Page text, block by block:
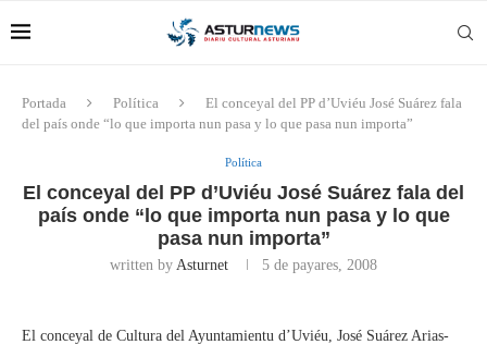
Portada Política
El conceyal del PP d’Uviéu José Suárez fala
del país onde “lo que importa nun pasa y lo que pasa nun importa”
Política
El conceyal del PP d’Uviéu José Suárez fala del
país onde “lo que importa nun pasa y lo que
pasa nun importa”
written by Asturnet 5 de payares, 2008
El conceyal de Cultura del Ayuntamientu d’Uviéu, José Suárez Arias-